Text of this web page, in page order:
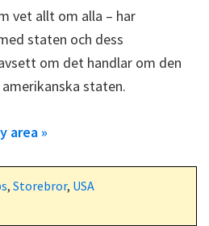
vet allt om alla – har
staten och dess
om det handlar om den
staten.
area »
, Storebror, USA